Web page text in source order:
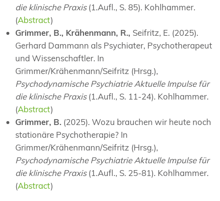
die klinische Praxis(1.Aufl., S. 85). Kohlhammer.
(Abstract)
Grimmer, B., Krähenmann, R., Seifritz, E. (2025).
Gerhard Dammann als Psychiater, Psychotherapeut
und Wissenschaftler. In
Grimmer/Krähenmann/Seifritz (Hrsg.),
Psychodynamische Psychiatrie Aktuelle Impulse für
die klinische Praxis(1.Aufl., S. 11-24). Kohlhammer.
(Abstract)
Grimmer, B. (2025). Wozu brauchen wir heute noch
stationäre Psychotherapie? In
Grimmer/Krähenmann/Seifritz (Hrsg.),
Psychodynamische Psychiatrie Aktuelle Impulse für
die klinische Praxis(1.Aufl., S. 25-81). Kohlhammer.
(Abstract)